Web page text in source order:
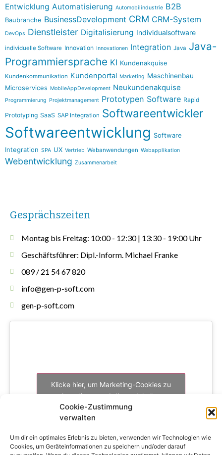
Cookie-Zustimmung
verwalten
Um dir ein optimales Erlebnis zu bieten, verwenden wir Technologien wie
Cookies, um Geräteinformationen zu speichern und/oder darauf
Entwicklung Automatisierung Automobilindustrie B2B
Baubranche BusinessDevelopment CRM CRM-System
DevOps Dienstleister Digitalisierung Individualsoftware
individuelle Software Innovation Innovationen Integration Java Java-
Programmiersprache KI Kundenakquise
Kundenkommunikation Kundenportal Marketing Maschinenbau
Microservices MobileAppDevelopment Neukundenakquise
Programmierung Projektmanagement Prototypen Software Rapid
Prototyping SaaS SAP Integration Softwareentwickler
Softwareentwicklung Software
Integration SPA UX Vertrieb Webanwendungen Webapplikation
Webentwicklung Zusammenarbeit
Gesprächszeiten
Montag bis Freitag: 10:00 - 12:30 | 13:30 - 19:00 Uhr
Geschäftsführer: Dipl.-Inform. Michael Franke
089 / 21 54 67 820
info@gen-p-soft.com
gen-p-soft.com
Klicke hier, um Marketing-Cookies zu
akzeptieren und diesen Inhalt zu
aktivieren